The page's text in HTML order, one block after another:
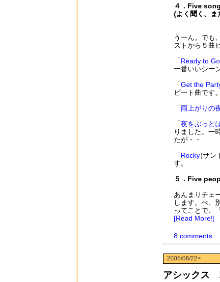
４．Five
(よく聞く、ま
うーん。でも
ストから５曲
「Ready to Go
一番いいシー
「Get the
ビート曲です
「雨上がりの
「夜をぶっと
りました。一
たが・・
「Rocky(サン
す。
５．Five
あんまりチェ
します。べ、
ってことで、
[Read More!]
8 comments
2005/06/22>
アシックス